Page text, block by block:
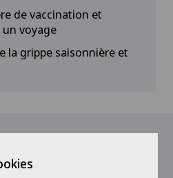
de vaccination et
voyage
la grippe saisonnière et